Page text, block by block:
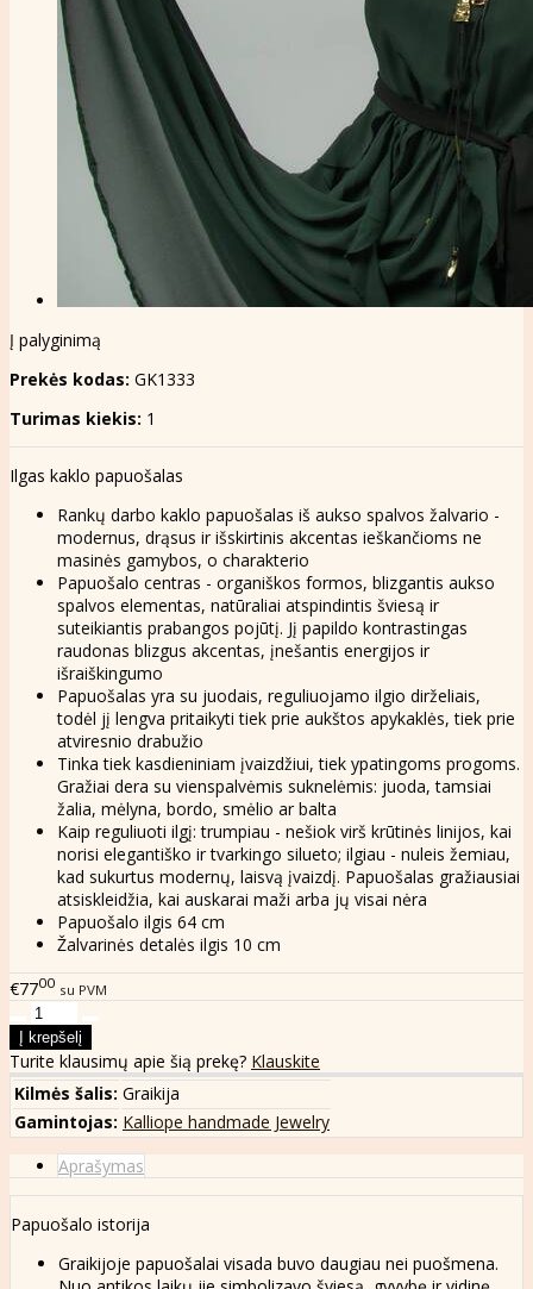
Į palyginimą
Prekės kodas: GK1333
Turimas kiekis: 1
Ilgas kaklo papuošalas
Rankų darbo kaklo papuošalas iš aukso spalvos žalvario -
modernus, drąsus ir išskirtinis akcentas ieškančioms ne
masinės gamybos, o charakterio
Papuošalo centras - organiškos formos, blizgantis aukso
spalvos elementas, natūraliai atspindintis šviesą ir
suteikiantis prabangos pojūtį. Jį papildo kontrastingas
raudonas blizgus akcentas, įnešantis energijos ir
išraiškingumo
Papuošalas yra su juodais, reguliuojamo ilgio dirželiais,
todėl jį lengva pritaikyti tiek prie aukštos apykaklės, tiek prie
atviresnio drabužio
Tinka tiek kasdieniniam įvaizdžiui, tiek ypatingoms progoms.
Gražiai dera su vienspalvėmis suknelėmis: juoda, tamsiai
žalia, mėlyna, bordo, smėlio ar balta
Kaip reguliuoti ilgį: trumpiau - nešiok virš krūtinės linijos, kai
norisi elegantiško ir tvarkingo silueto; ilgiau - nuleis žemiau,
kad sukurtus modernų, laisvą įvaizdį. Papuošalas gražiausiai
atsiskleidžia, kai auskarai maži arba jų visai nėra
Papuošalo ilgis 64 cm
Žalvarinės detalės ilgis 10 cm
€7700 su PVM
Turite klausimų apie šią prekę? Klauskite
Kilmės šalis: Graikija
Gamintojas: Kalliope handmade Jewelry
Aprašymas
Papuošalo istorija
Graikijoje papuošalai visada buvo daugiau nei puošmena.